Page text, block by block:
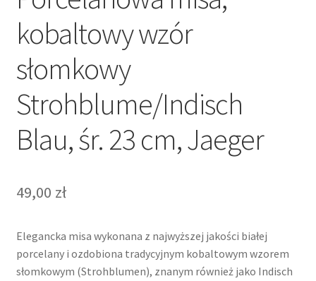
kobaltowy wzór
słomkowy
Strohblume/Indisch
Blau, śr. 23 cm, Jaeger
49,00 zł
Elegancka misa wykonana z najwyższej jakości białej
porcelany i ozdobiona tradycyjnym kobaltowym wzorem
słomkowym (Strohblumen), znanym również jako Indisch